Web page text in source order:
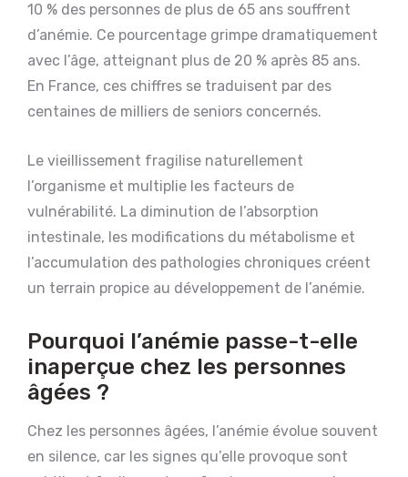
10 % des personnes de plus de 65 ans souffrent
d’anémie. Ce pourcentage grimpe dramatiquement
avec l’âge, atteignant plus de 20 % après 85 ans.
En France, ces chiffres se traduisent par des
centaines de milliers de seniors concernés.
Le vieillissement fragilise naturellement
l’organisme et multiplie les facteurs de
vulnérabilité. La diminution de l’absorption
intestinale, les modifications du métabolisme et
l’accumulation des pathologies chroniques créent
un terrain propice au développement de l’anémie.
Pourquoi l’anémie passe-t-elle
inaperçue chez les personnes
âgées ?
Chez les personnes âgées, l’anémie évolue souvent
en silence, car les signes qu’elle provoque sont